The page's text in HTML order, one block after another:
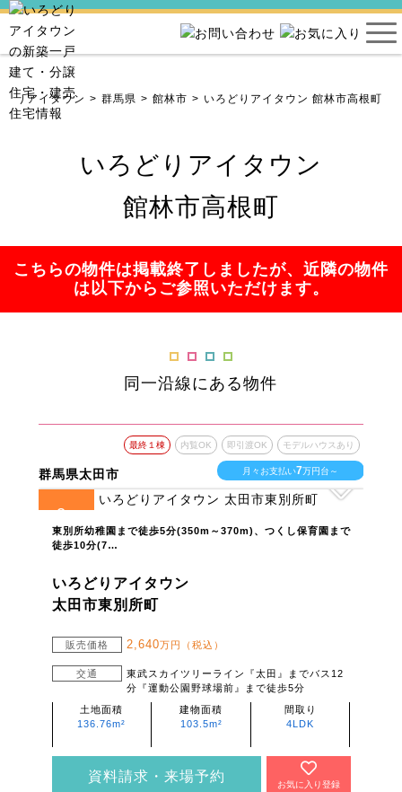
りアイタウン 群馬県 館林市 いろどりアイタウン 館林市高根町
いろどりアイタウン
館林市高根町
こちらの物件は掲載終了しましたが、近隣の物件
は以下からご参照いただけます。
同一沿線にある物件
群馬県太田市
最終１棟 内覧OK 即引渡OK モデルハウスあり
月々お支払い7万円台～
2
東別所幼稚園まで徒歩5分(350m～370m)、つくし保育園まで
徒歩10分(7…
いろどりアイタウン
太田市東別所町
販売価格 2,640万円（税込）
交通
東武スカイツリーライン『太田』までバス12
分『運動公園野球場前』まで徒歩5分
土地面積
136.76m²
建物面積
103.5m²
間取り
4LDK
資料請求・来場予約
お気に入り登録